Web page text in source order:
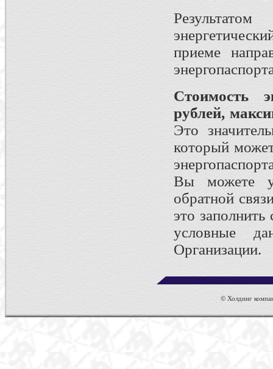
приеме
Стоимость
рублей,
Это
который
Вы можете
обратной
это
условные
Организации.
© Холдинг